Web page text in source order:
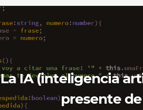
La IA (inteligencia
presente